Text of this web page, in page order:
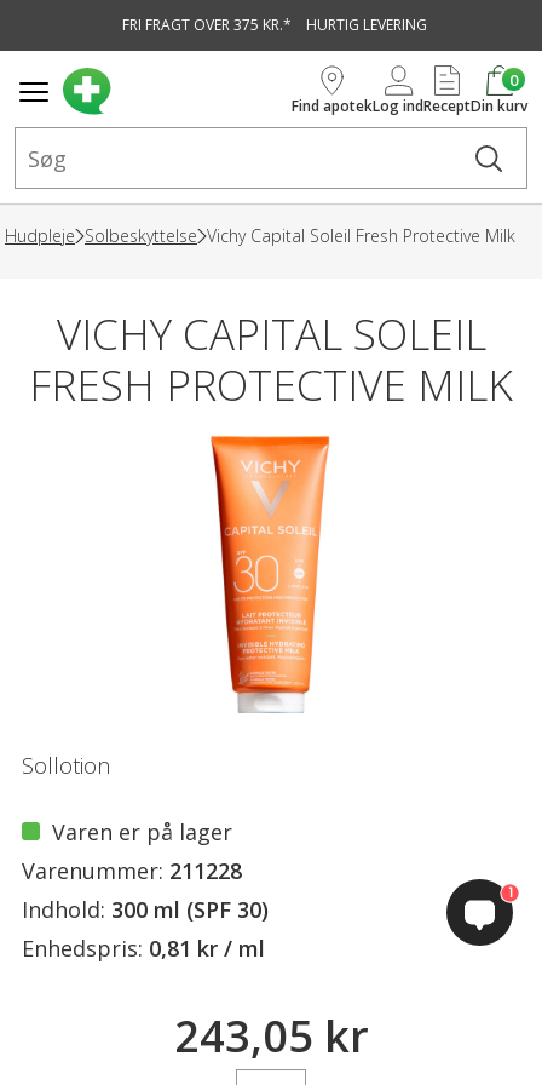
FRI FRAGT OVER 375 KR.* HURTIG LEVERING
Find apotekLog indRecept
0
Din kurv
Hudpleje Solbeskyttelse Vichy Capital Soleil Fresh Protective Milk
VICHY CAPITAL SOLEIL
FRESH PROTECTIVE MILK
Sollotion
Varen er på lager
Varenummer: 211228
Indhold: 300 ml (SPF 30)
Enhedspris: 0,81 kr / ml
243,05 kr
1